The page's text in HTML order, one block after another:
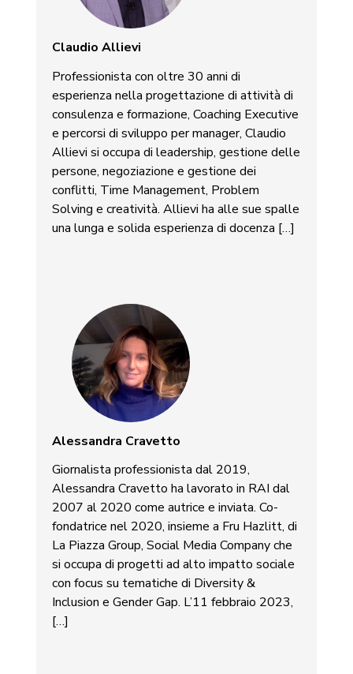
Claudio Allievi
Professionista con oltre 30 anni di
esperienza nella progettazione di attività di
consulenza e formazione, Coaching Executive
e percorsi di sviluppo per manager, Claudio
Allievi si occupa di leadership, gestione delle
persone, negoziazione e gestione dei
conflitti, Time Management, Problem
Solving e creatività. Allievi ha alle sue spalle
una lunga e solida esperienza di docenza […]
Alessandra Cravetto
Giornalista professionista dal 2019,
Alessandra Cravetto ha lavorato in RAI dal
2007 al 2020 come autrice e inviata. Co-
fondatrice nel 2020, insieme a Fru Hazlitt, di
La Piazza Group, Social Media Company che
si occupa di progetti ad alto impatto sociale
con focus su tematiche di Diversity &
Inclusion e Gender Gap. L’11 febbraio 2023,
[…]